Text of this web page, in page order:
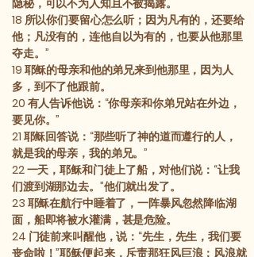
隐秘，可以不为人知且不被揭露。
18 所以你们要留心怎么听；因为凡有的，还要给
他；凡没有的，连他自以为有的，也要从他那里
夺走。”
19 耶稣的母亲和他的弟兄来到他那里，因为人
多，到不了他跟前。
20 有人告诉他说：“你母亲和你弟兄站在外边，
要见你。”
21 耶稣回答说：“那些听了神的道而遵行的人，
就是我的母亲，我的弟兄。”
22一天，耶稣和门徒上了船，对他们说：“让我
们渡到湖那边去。”他们就出发了。
23 耶稣在航行中睡着了，一阵暴风忽然降临湖
面，船即将被水灌满，甚是危险。
24 门徒前来叫醒他，说：“先生，先生，我们要
丧命啦！”耶稣便起来，斥责那狂风巨浪；风浪就